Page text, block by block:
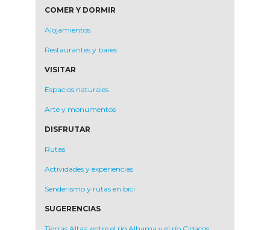
COMER Y DORMIR
Alojamientos
Restaurantes y bares
VISITAR
Espacios naturales
Arte y monumentos
DISFRUTAR
Rutas
Actividades y experiencias
Senderismo y rutas en bici
SUGERENCIAS